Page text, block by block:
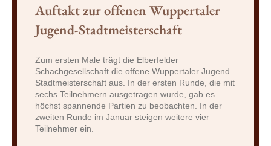
Auftakt zur offenen Wuppertaler
Jugend-Stadtmeisterschaft
Zum ersten Male trägt die Elberfelder
Schachgesellschaft die offene Wuppertaler Jugend
Stadtmeisterschaft aus. In der ersten Runde, die mit
sechs Teilnehmern ausgetragen wurde, gab es
höchst spannende Partien zu beobachten. In der
zweiten Runde im Januar steigen weitere vier
Teilnehmer ein.